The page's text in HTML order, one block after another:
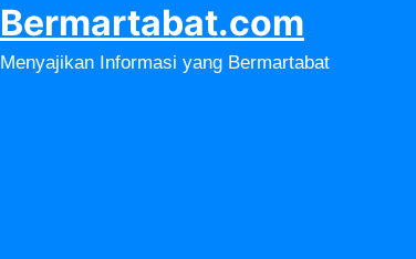
Bermartabat.com
Menyajikan Informasi yang Bermartabat